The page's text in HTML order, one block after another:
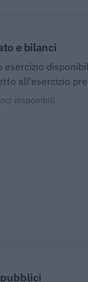
e bilanci
esercizio
all'esercizio
disponibili.